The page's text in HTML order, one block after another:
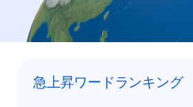
急上昇ワードランキング